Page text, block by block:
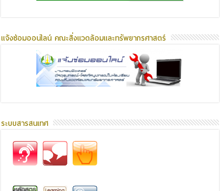
แจ้งซ่อมออนไลน์ คณะสิ่งแวดล้อมและทรัพยากรศาสตร์
ระบบสารสนเทศ